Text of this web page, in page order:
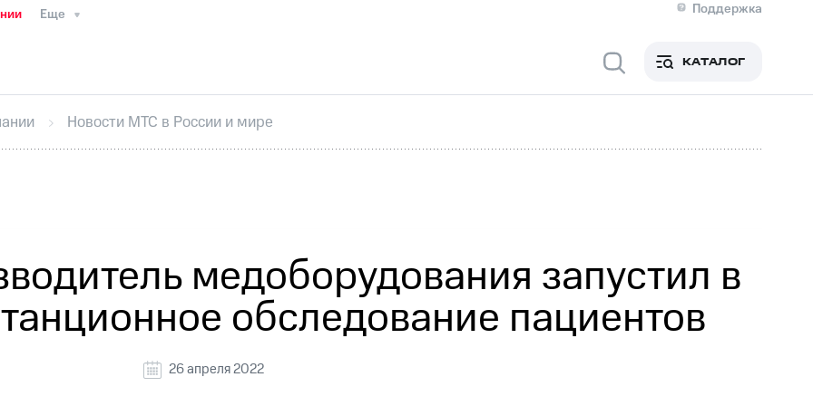
Еще
Поддержка
Медиа-центр
ИнтервьюФинансовая отчетностьКонтактыНовости в регионе
секретарьРаскрытие информации
кабинет акционераАкционерный капиталКонтроль и аудитРынок акций
КАТАЛОГ
Новости МТС в России и мире
медоборудования запустил в
обследование пациентов
26 апреля 2022